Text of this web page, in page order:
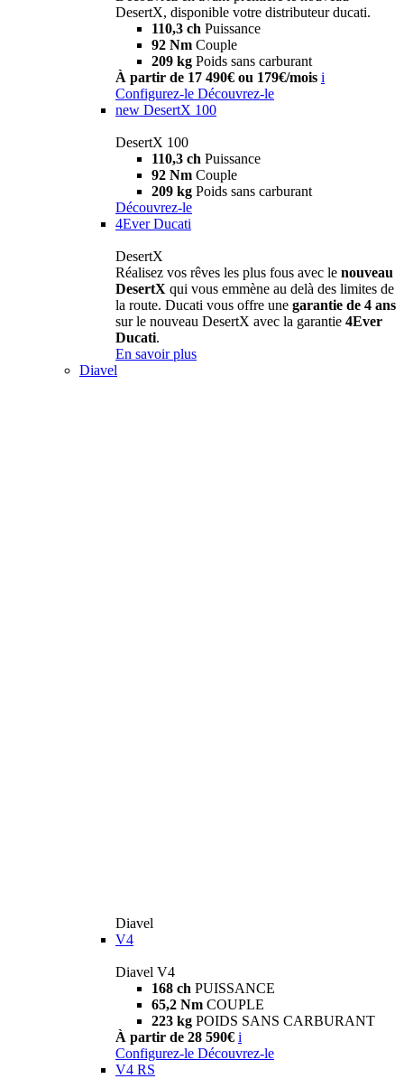
DesertX, disponible votre distributeur ducati.
110,3 ch Puissance
92 Nm Couple
209 kg Poids sans carburant
À partir de 17 490€ ou 179€/mois i
Configurez-le Découvrez-le
new DesertX 100
DesertX 100
110,3 ch Puissance
92 Nm Couple
209 kg Poids sans carburant
Découvrez-le
4Ever Ducati
DesertX
Réalisez vos rêves les plus fous avec le nouveau
DesertX qui vous emmène au delà des limites de
la route. Ducati vous offre une garantie de 4 ans
sur le nouveau DesertX avec la garantie 4Ever
Ducati.
En savoir plus
Diavel
Diavel
V4
Diavel V4
168 ch PUISSANCE
65,2 Nm COUPLE
223 kg POIDS SANS CARBURANT
À partir de 28 590€ i
Configurez-le Découvrez-le
V4 RS